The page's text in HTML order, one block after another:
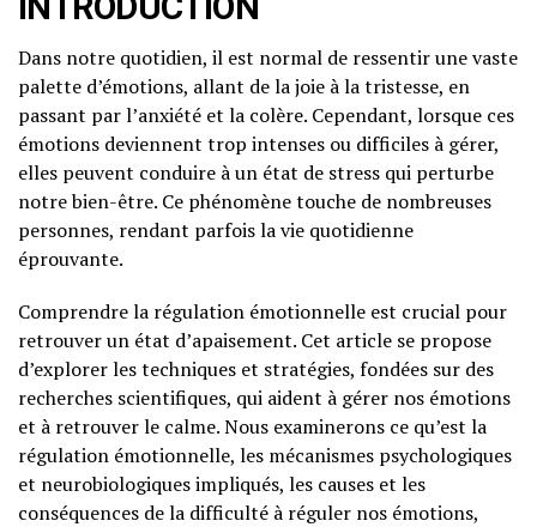
Dans notre quotidien, il est normal de ressentir une vaste
palette d’émotions, allant de la joie à la tristesse, en
passant par l’anxiété et la colère. Cependant, lorsque ces
émotions deviennent trop intenses ou difficiles à gérer,
elles peuvent conduire à un état de stress qui perturbe
notre bien-être. Ce phénomène touche de nombreuses
personnes, rendant parfois la vie quotidienne
éprouvante.
Comprendre la régulation émotionnelle est crucial pour
retrouver un état d’apaisement. Cet article se propose
d’explorer les techniques et stratégies, fondées sur des
recherches scientifiques, qui aident à gérer nos émotions
et à retrouver le calme. Nous examinerons ce qu’est la
régulation émotionnelle, les mécanismes psychologiques
et neurobiologiques impliqués, les causes et les
conséquences de la difficulté à réguler nos émotions,